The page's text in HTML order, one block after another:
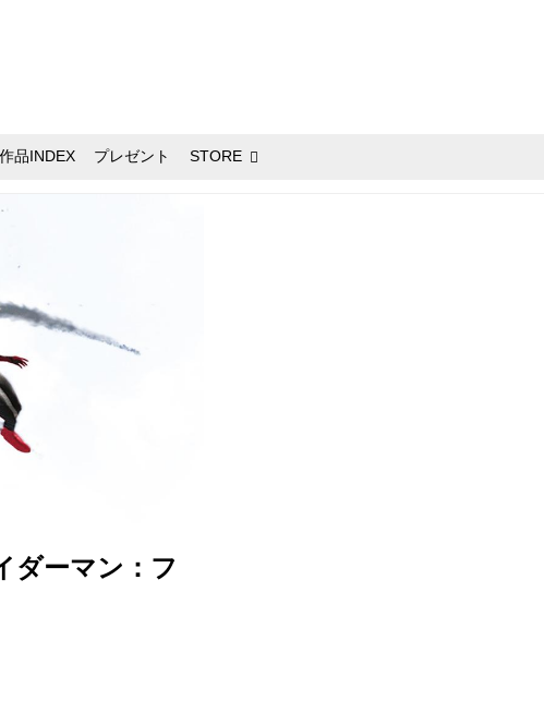
作品INDEX プレゼント STORE
ダーマン：フ